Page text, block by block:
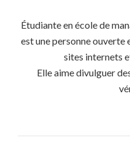
Étudiante en école de
est une personne ouverte
sites internets
Elle aime divulguer